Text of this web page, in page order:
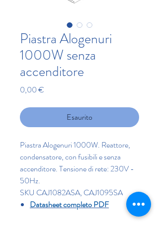
Piastra Alogenuri
1000W senza
accenditore
0,00 €
Esaurito
Piastra Alogenuri 1000W. Reattore,
condensatore, con fusibili e senza
accenditore. Tensione di rete: 230V -
50Hz.
SKU CAJ1082ASA, CAJ1095SA
Datasheet completo PDF